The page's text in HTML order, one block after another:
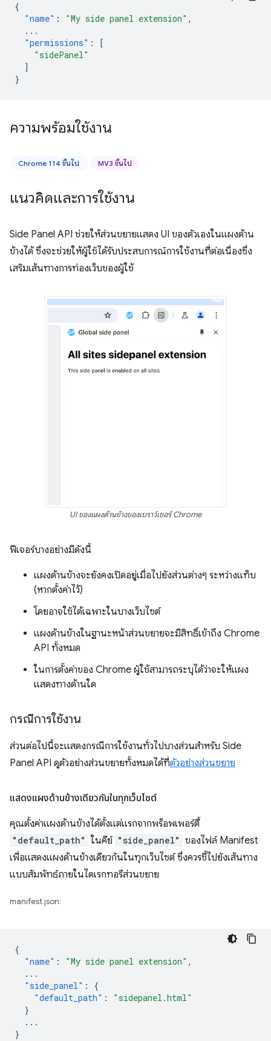
{
"name" : "My side panel extension" ,
...
"permissions" :
[
"sidePanel"
]
}
ความพร้อมใช้งาน
Chrome 114 ขึ้นไป MV3 ขึ้นไป
แนวคิดและการใช้งาน
Side Panel API ช่วยให้ส่วนขยายแสดง UI ของตัวเองในแผงด้าน
ข้างได้ ซึ่งจะช่วยให้ผู้ใช้ได้รับประสบการณ์การใช้งานที่ต่อเนื่องซึ่ง
เสริมเส้นทางการท่องเว็บของผู้ใช้
UI ของแผงด้านข้างของเบราว์เซอร์ Chrome
ฟีเจอร์บางอย่างมีดังนี้
แผงด้านข้างจะยังคงเปิดอยู่เมื่อไปยังส่วนต่างๆ ระหว่างแท็บ
(หากตั้งค่าไว้)
โดยอาจใช้ได้เฉพาะในบางเว็บไซต์
แผงด้านข้างในฐานะหน้าส่วนขยายจะมีสิทธิ์เข้าถึง Chrome
API ทั้งหมด
ในการตั้งค่าของ Chrome ผู้ใช้สามารถระบุได้ว่าจะให้แผง
แสดงทางด้านใด
กรณีการใช้งาน
ส่วนต่อไปนี้จะแสดงกรณีการใช้งานทั่วไปบางส่วนสำหรับ Side
Panel API ดูตัวอย่างส่วนขยายทั้งหมดได้ที่ตัวอย่างส่วนขยาย
แสดงแผงด้านข้างเดียวกันในทุกเว็บไซต์
คุณตั้งค่าแผงด้านข้างได้ตั้งแต่แรกจากพร็อพเพอร์ตี้
"default_path" ในคีย์ "side_panel" ของไฟล์ Manifest
เพื่อแสดงแผงด้านข้างเดียวกันในทุกเว็บไซต์ ซึ่งควรชี้ไปยังเส้นทาง
แบบสัมพัทธ์ภายในไดเรกทอรีส่วนขยาย
manifest.json:
{
"name" : "My side panel extension" ,
...
"side_panel" :
{
"default_path" :
"sidepanel.html"
}
...
}